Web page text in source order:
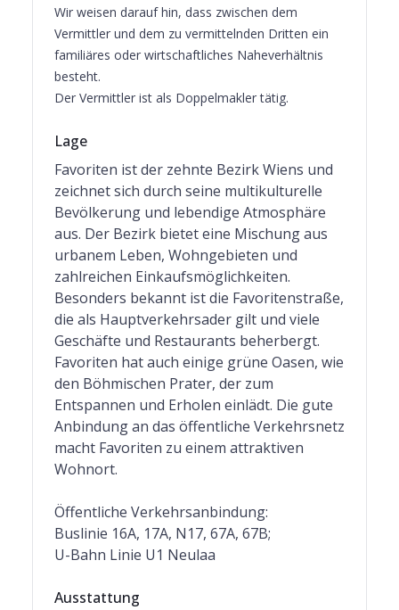
Wir weisen darauf hin, dass zwischen dem
Vermittler und dem zu vermittelnden Dritten ein
familiäres oder wirtschaftliches Naheverhältnis
besteht.
Der Vermittler ist als Doppelmakler tätig.
Lage
Favoriten ist der zehnte Bezirk Wiens und
zeichnet sich durch seine multikulturelle
Bevölkerung und lebendige Atmosphäre
aus. Der Bezirk bietet eine Mischung aus
urbanem Leben, Wohngebieten und
zahlreichen Einkaufsmöglichkeiten.
Besonders bekannt ist die Favoritenstraße,
die als Hauptverkehrsader gilt und viele
Geschäfte und Restaurants beherbergt.
Favoriten hat auch einige grüne Oasen, wie
den Böhmischen Prater, der zum
Entspannen und Erholen einlädt. Die gute
Anbindung an das öffentliche Verkehrsnetz
macht Favoriten zu einem attraktiven
Wohnort.
Öffentliche Verkehrsanbindung:
Buslinie 16A, 17A, N17, 67A, 67B;
U-Bahn Linie U1 Neulaa
Ausstattung